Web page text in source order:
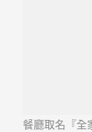
餐廳取名『全